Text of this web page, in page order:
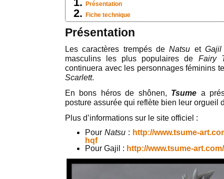
Présentation
Fiche technique
Présentation
Les caractères trempés deNatsu et Gajil
masculins les plus populaires de Fairy
continuera avec les personnages féminins
Scarlett.
En bons héros de shônen, Tsume a
posture assurée qui reflète bien leur orgueil
Plus d’informations sur le site officiel :
Pour Natsu : http://www.tsume-
hqf
Pour Gajil : http://www.tsume-